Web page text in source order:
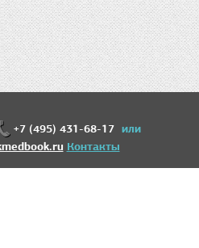
+7 (495) 431-68-17 или
Контакты